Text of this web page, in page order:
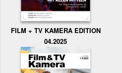
FILM + TV KAMERA EDITION
04.2025